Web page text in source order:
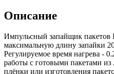
Описание
Импульсный запайщик пакетов
максимальную длину запайки
Регулируемое время нагрева -
работы с готовыми пакетами
плёнки или изготовления